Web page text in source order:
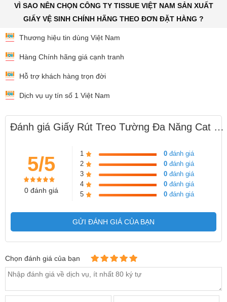
VÌ SAO NÊN CHỌN CÔNG TY TISSUE VIỆT NAM SẢN XUẤT
GIẤY VỆ SINH CHÍNH HÃNG THEO ĐƠN ĐẶT HÀNG ?
Thương hiệu tin dùng Việt Nam
Hàng Chính hãng giá cạnh tranh
Hỗ trợ khách hàng trọn đời
Dịch vụ uy tín số 1 Việt Nam
Đánh giá Giấy Rút Treo Tường Đa Năng Cat Xanh
5/5
0 đánh giá
1 0 đánh giá
2
0 đánh giá
3
0 đánh giá
4
0 đánh giá
5
0 đánh giá
GỬI ĐÁNH GIÁ CỦA BẠN
Chọn đánh giá của bạn